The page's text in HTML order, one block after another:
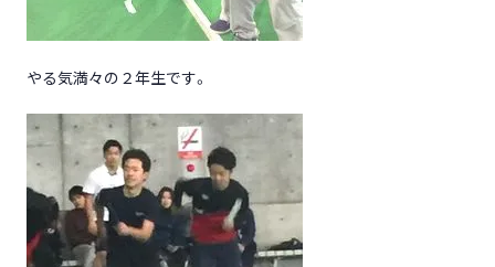
やる気満々の２年生です。